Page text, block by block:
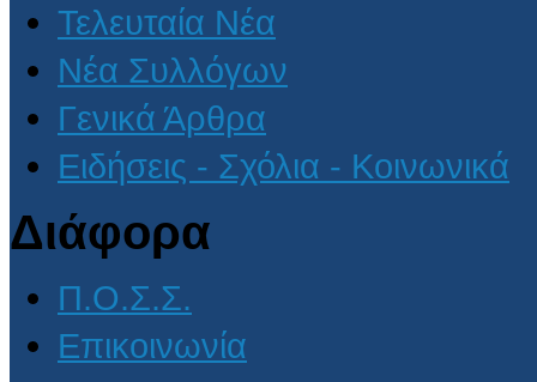
Τελευταία Νέα
Νέα Συλλόγων
Γενικά Άρθρα
Ειδήσεις - Σχόλια - Κοινωνικά
Διάφορα
Π.Ο.Σ.Σ.
Επικοινωνία